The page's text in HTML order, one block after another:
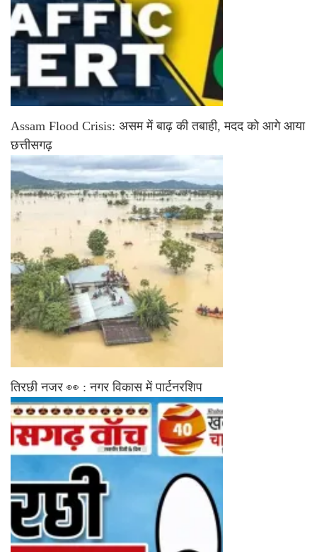
Assam Flood Crisis: असम में बाढ़ की तबाही, मदद को आगे आया
छत्तीसगढ़
तिरछी नजर 👀 : नगर विकास में पार्टनरशिप